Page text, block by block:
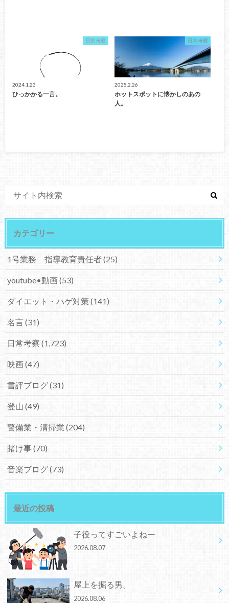
日常考察
2024.1.23
ひっかかる一言。
日常考察
2025.2.26
ホットスポットに懐かしのあの
人。
カテゴリー
1号業務 指導教育責任者(25)
youtube•動画(53)
ダイエット・ハゲ対策(141)
名言(31)
日常考察 (1,723)
映画(47)
書評ブログ(31)
登山 (49)
警備業・清掃業 (204)
賭け事(70)
音楽ブログ(73)
最近の投稿
子役ってすごいよねー
2026.08.07
屋上を掘る男。
2026.08.06